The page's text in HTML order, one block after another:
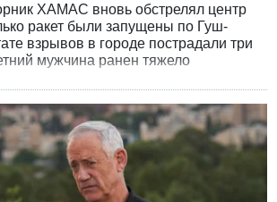
ХАМАС вновь обстрелял центр
ракет были запущены по Гуш-
взрывов в городе пострадали три
мужчина ранен тяжело
тяжести и 43-летняя женщина
ранение.